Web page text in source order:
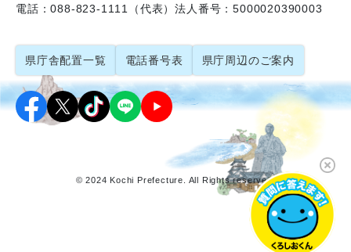
電話：088-823-1111（代表）法人番号：5000020390003
県庁舎配置一覧 電話番号表 県庁周辺のご案内
© 2024 Kochi Prefecture. All Rights reserved.